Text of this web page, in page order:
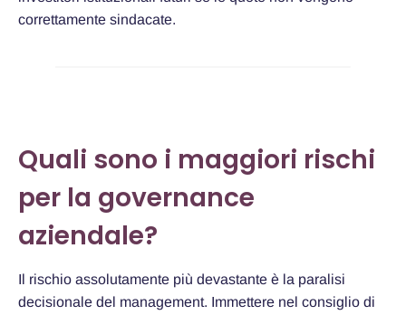
correttamente sindacate.
Quali sono i maggiori rischi
per la governance
aziendale?
Il rischio assolutamente più devastante è la paralisi
decisionale del management. Immettere nel consiglio di